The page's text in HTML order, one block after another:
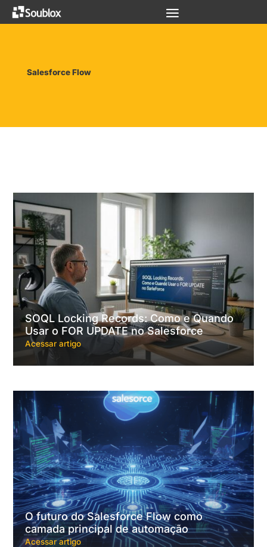
Salesforce Flow
SOQL Locking Records: Como e Quando
Usar o FOR UPDATE no Salesforce
Acessar artigo
O futuro do Salesforce Flow como
camada principal de automação
Acessar artigo